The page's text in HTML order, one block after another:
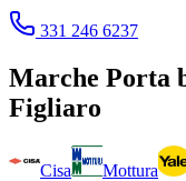
331 246 6237
Marche Porta
Figliaro
Cisa Mottura